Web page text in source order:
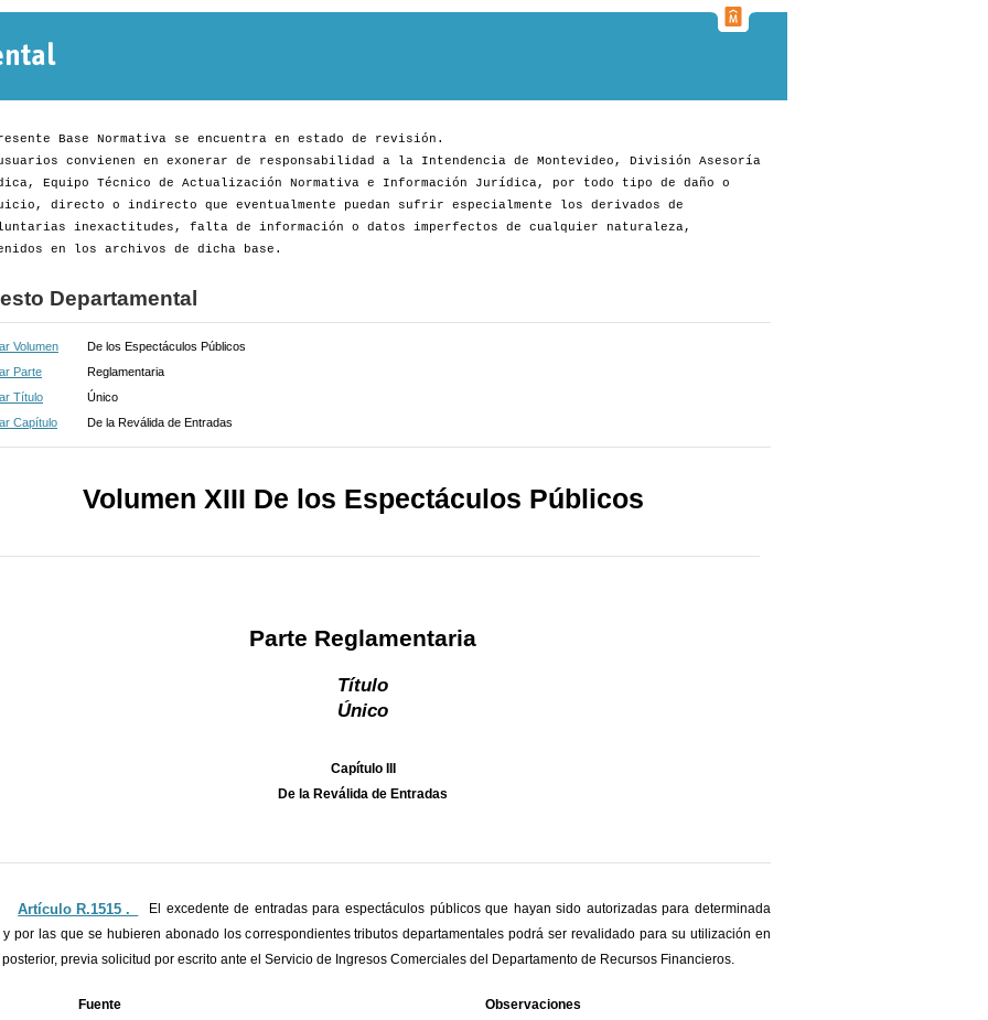
Base Normativa se encuentra en estado de revisión.
convienen en exonerar de responsabilidad a la Intendencia de Montevideo, División Asesoría
Equipo Técnico de Actualización Normativa e Información Jurídica, por todo tipo de daño o
directo o indirecto que eventualmente puedan sufrir especialmente los derivados de
inexactitudes, falta de información o datos imperfectos de cualquier naturaleza,
en los archivos de dicha base.
Departamental
Volumen
De los Espectáculos Públicos
Parte
Reglamentaria
Título
Único
Capítulo
De la Reválida de Entradas
Volumen XIII De los Espectáculos Públicos
Parte Reglamentaria
Título
Único
Capítulo III
De la Reválida de Entradas
Artículo R.1515 ._
El excedente de entradas para espectáculos públicos que hayan sido autorizadas para determinada
y por las que se hubieren abonado los correspondientes tributos departamentales podrá ser revalidado para su utilización en
previa solicitud por escrito ante el Servicio de Ingresos Comerciales del Departamento de Recursos Financieros.
Fuente Observaciones